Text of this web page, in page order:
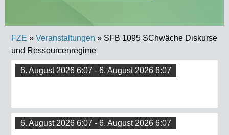
FZE » Veranstaltungen » SFB 1095 SChwäche Diskurse
und Ressourcenregime
6. August 2026 6:07 - 6. August 2026 6:07
6. August 2026 6:07 - 6. August 2026 6:07